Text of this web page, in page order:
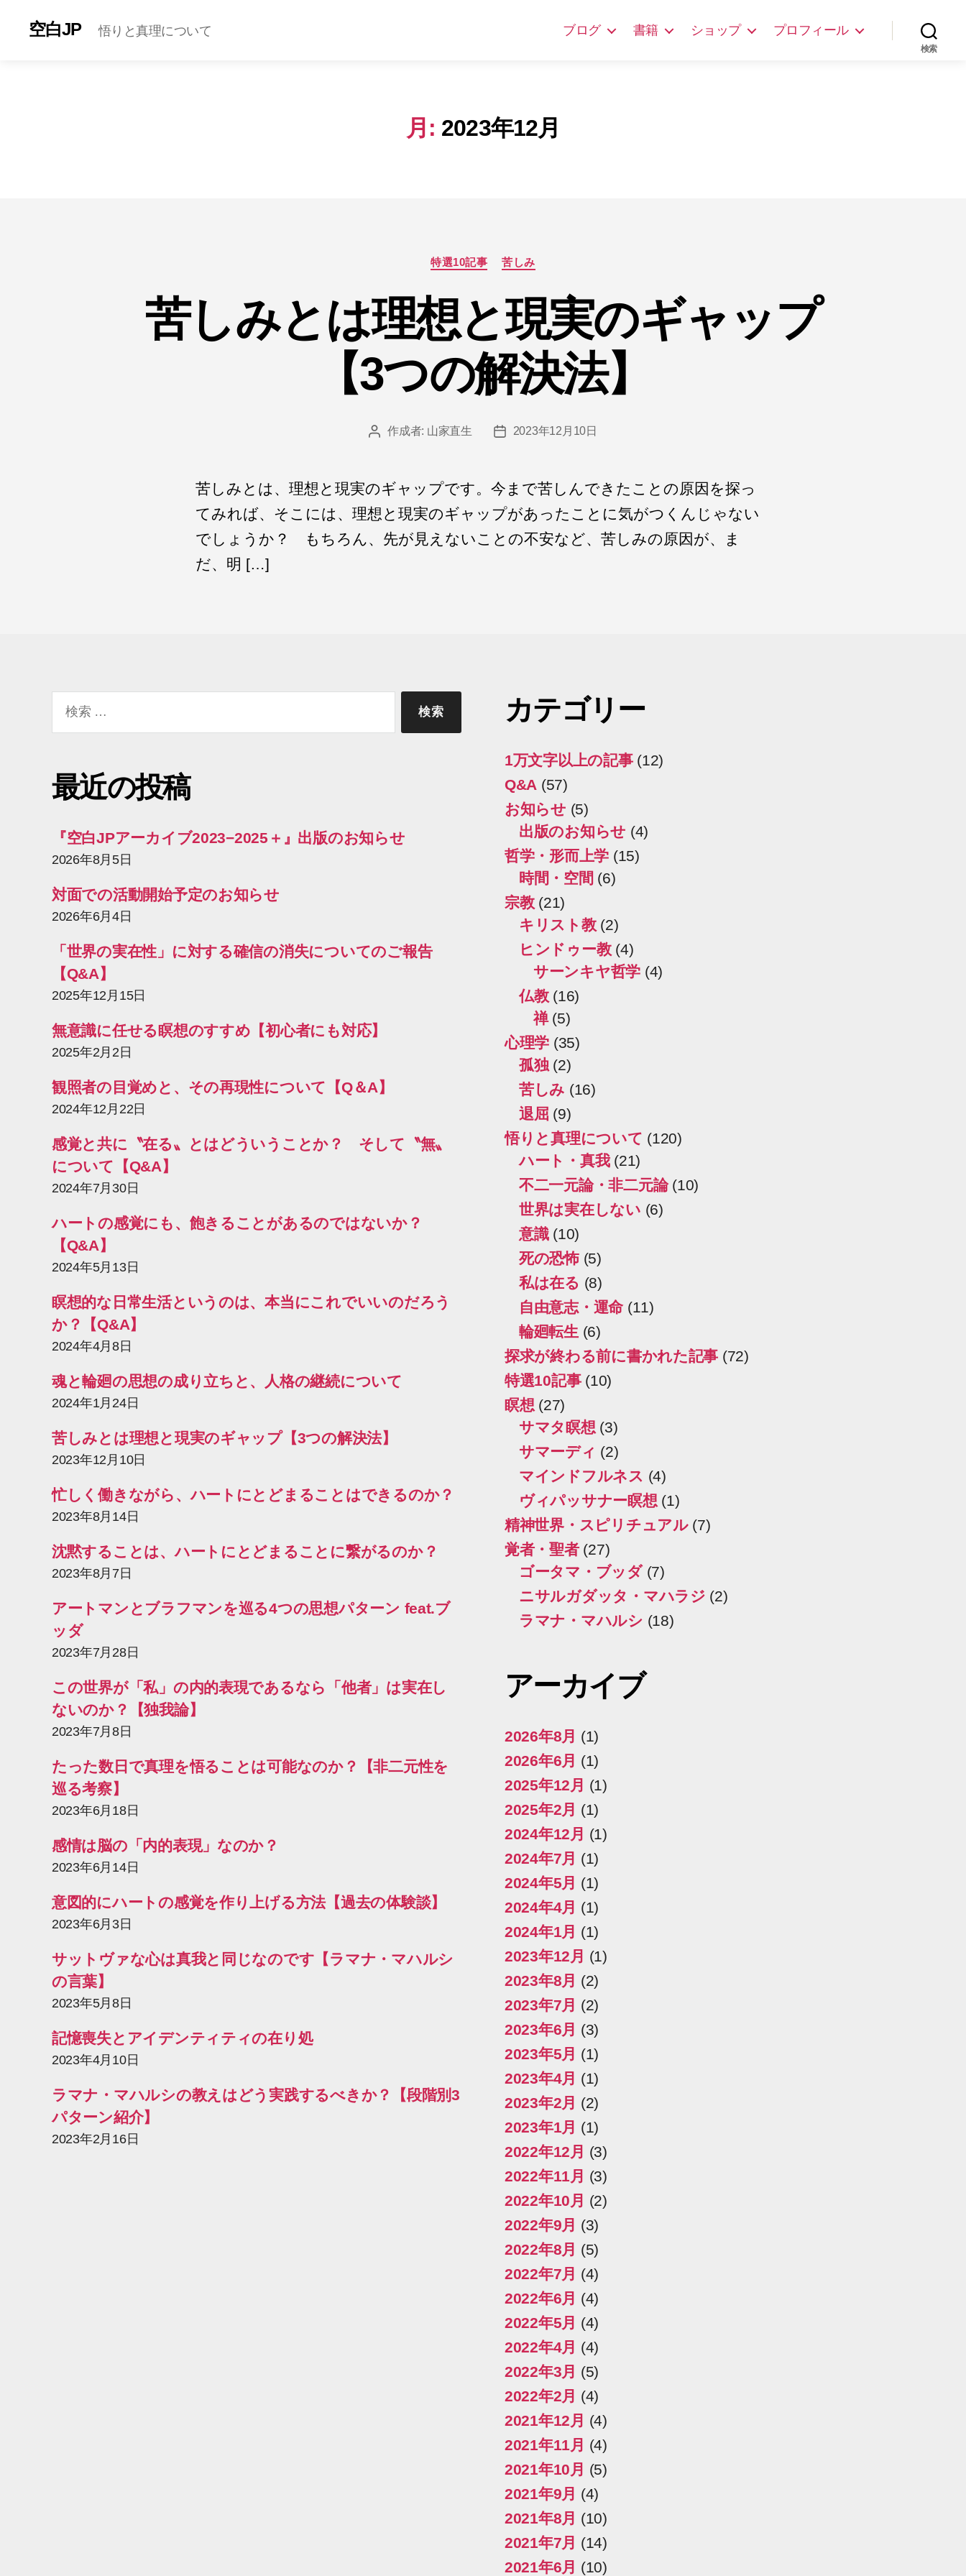
空白JP 悟りと真理について ブログ 書籍 ショップ プロフィール
検索
月: 2023年12月
カ
テ
リ
ー
特選10記事 苦しみ
苦しみとは理想と現実のギャップ
【3つの解決法】
投 作成者: 山家直生
投
2023年12月10日
苦しみとは、理想と現実のギャップです。今まで苦しんできたことの原因を探っ
てみれば、そこには、理想と現実のギャップがあったことに気がつくんじゃない
でしょうか？ もちろん、先が見えないことの不安など、苦しみの原因が、ま
だ、明 […]
最近の投稿
『空白JPアーカイブ2023−2025＋』出版のお知らせ
2026年8月5日
対面での活動開始予定のお知らせ
2026年6月4日
「世界の実在性」に対する確信の消失についてのご報告
【Q&A】
2025年12月15日
無意識に任せる瞑想のすすめ【初心者にも対応】
2025年2月2日
観照者の目覚めと、その再現性について【Q＆A】
2024年12月22日
感覚と共に〝在る〟とはどういうことか？ そして〝無〟
について【Q&A】
2024年7月30日
ハートの感覚にも、飽きることがあるのではないか？
【Q&A】
2024年5月13日
瞑想的な日常生活というのは、本当にこれでいいのだろう
か？【Q&A】
2024年4月8日
魂と輪廻の思想の成り立ちと、人格の継続について
2024年1月24日
苦しみとは理想と現実のギャップ【3つの解決法】
2023年12月10日
忙しく働きながら、ハートにとどまることはできるのか？
2023年8月14日
沈黙することは、ハートにとどまることに繋がるのか？
2023年8月7日
アートマンとブラフマンを巡る4つの思想パターン feat.ブ
ッダ
2023年7月28日
この世界が「私」の内的表現であるなら「他者」は実在し
ないのか？【独我論】
2023年7月8日
たった数日で真理を悟ることは可能なのか？【非二元性を
巡る考察】
2023年6月18日
感情は脳の「内的表現」なのか？
2023年6月14日
意図的にハートの感覚を作り上げる方法【過去の体験談】
2023年6月3日
サットヴァな心は真我と同じなのです【ラマナ・マハルシ
の言葉】
2023年5月8日
記憶喪失とアイデンティティの在り処
2023年4月10日
ラマナ・マハルシの教えはどう実践するべきか？【段階別3
パターン紹介】
2023年2月16日
カテゴリー
1万文字以上の記事(12)
Q&A (57)
お知らせ (5)
出版のお知らせ (4)
哲学・形而上学 (15)
時間・空間 (6)
宗教(21)
キリスト教(2)
ヒンドゥー教(4)
サーンキヤ哲学 (4)
仏教(16)
禅(5)
心理学 (35)
孤独 (2)
苦しみ (16)
退屈 (9)
悟りと真理について (120)
ハート・真我(21)
不二一元論・非二元論(10)
世界は実在しない (6)
意識(10)
死の恐怖(5)
私は在る (8)
自由意志・運命(11)
輪廻転生 (6)
探求が終わる前に書かれた記事 (72)
特選10記事(10)
瞑想 (27)
サマタ瞑想 (3)
サマーディ (2)
マインドフルネス (4)
ヴィパッサナー瞑想 (1)
精神世界・スピリチュアル(7)
覚者・聖者(27)
ゴータマ・ブッダ(7)
ニサルガダッタ・マハラジ (2)
ラマナ・マハルシ (18)
アーカイブ
2026年8月 (1)
2026年6月 (1)
2025年12月 (1)
2025年2月 (1)
2024年12月 (1)
2024年7月 (1)
2024年5月 (1)
2024年4月 (1)
2024年1月 (1)
2023年12月 (1)
2023年8月 (2)
2023年7月 (2)
2023年6月 (3)
2023年5月 (1)
2023年4月 (1)
2023年2月 (2)
2023年1月 (1)
2022年12月 (3)
2022年11月 (3)
2022年10月 (2)
2022年9月 (3)
2022年8月 (5)
2022年7月 (4)
2022年6月 (4)
2022年5月 (4)
2022年4月 (4)
2022年3月 (5)
2022年2月 (4)
2021年12月 (4)
2021年11月 (4)
2021年10月 (5)
2021年9月 (4)
2021年8月 (10)
2021年7月 (14)
2021年6月 (10)